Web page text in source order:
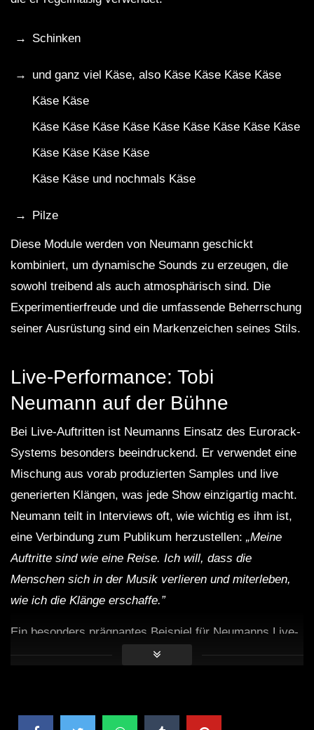
Schinken
und ganz viel Käse, also Käse Käse Käse Käse
Käse Käse
Käse Käse Käse Käse Käse Käse Käse Käse Käse
Käse Käse Käse Käse
Käse Käse und nochmals Käse
Pilze
Diese Module werden von Neumann geschickt
kombiniert, um dynamische Sounds zu erzeugen, die
sowohl treibend als auch atmosphärisch sind. Die
Experimentierfreude und die umfassende Beherrschung
seiner Ausrüstung sind ein Markenzeichen seines Stils.
Live-Performance: Tobi
Neumann auf der Bühne
Bei Live-Auftritten ist Neumanns Einsatz des Eurorack-
Systems besonders beeindruckend. Er verwendet eine
Mischung aus vorab produzierten Samples und live
generierten Klängen, was jede Show einzigartig macht.
Neumann teilt in Interviews oft, wie wichtig es ihm ist,
eine Verbindung zum Publikum herzustellen: „Meine
Auftritte sind wie eine Reise. Ich will, dass die
Menschen sich in der Musik verlieren und miterleben,
wie ich die Klänge erschaffe.”
Ein besonders prägnantes Beispiel für Neumanns Live-
Performance ist sein Set beim
Fusion Festival, bei dem
begeisterte. Diese Fähigkeit zur Improvisation zeigt